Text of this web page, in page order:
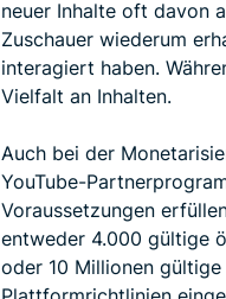
neuer Inhalte oft davon
Zuschauer wiederum
interagiert haben.
Vielfalt an Inhalten.
Auch bei der
YouTube-
Voraussetzungen
entweder 4.000 gültige
oder 10 Millionen